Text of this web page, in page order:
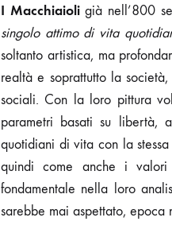
I Macchiaioligià nell’800
singolo attimo di vita
soltanto artistica, ma
realtà e soprattutto la
sociali. Con la loro pittura
parametri basati su libertà,
quotidiani di vita con la
quindi come anche i
fondamentale nella loro
sarebbe mai aspettato, epoca